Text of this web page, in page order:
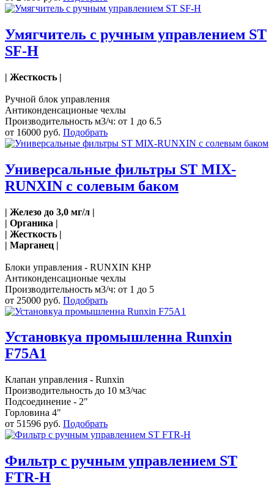
Умягчитель с ручным управлением ST
SF-H
| Жесткость |
Ручной блок управления
Антиконденсационые чехлы
Производительность м3/ч: от 1 до 6.5
от 16000 руб. Подобрать
Универсальные фильтры ST MIX-
RUNXIN с солевым баком
| Железо до 3,0 мг/л |
| Органика |
| Жесткость |
| Марганец |
Блоки управления - RUNXIN КНР
Антиконденсационые чехлы
Производительность м3/ч: от 1 до 5
от 25000 руб. Подобрать
Установкуа промышленна Runxin
F75A1
Клапан управления - Runxin
Производительность до 10 м3/час
Подсоединение - 2"
Горловина 4"
от 51596 руб. Подобрать
Фильтр с ручным управлением ST
FTR-H